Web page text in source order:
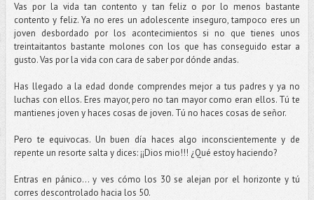
Vas por la vida tan contento y tan feliz o por lo menos bastante
contento y feliz. Ya no eres un adolescente inseguro, tampoco eres un
joven desbordado por los acontecimientos si no que tienes unos
treintaitantos bastante molones con los que has conseguido estar a
gusto. Vas por la vida con cara de saber por dónde andas.
Has llegado a la edad donde comprendes mejor a tus padres y ya no
luchas con ellos. Eres mayor, pero no tan mayor como eran ellos. Tú te
mantienes joven y haces cosas de joven. Tú no haces cosas de señor.
Pero te equivocas. Un buen día haces algo inconscientemente y de
repente un resorte salta y dices: ¡¡Dios mio!!! ¿Qué estoy haciendo?
Entras en pánico… y ves cómo los 30 se alejan por el horizonte y tú
corres descontrolado hacia los 50.